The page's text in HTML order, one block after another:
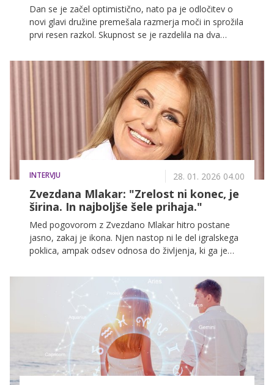
Dan se je začel optimistično, nato pa je odločitev o
novi glavi družine premešala razmerja moči in sprožila
prvi resen razkol. Skupnost se je razdelila na dva
v hlevu.
INTERVJU 28. 01. 2026 04.00
Zvezdana Mlakar: "Zrelost ni konec, je
širina. In najboljše šele prihaja."
Med pogovorom z Zvezdano Mlakar hitro postane
jasno, zakaj je ikona. Njen nastop ni le del igralskega
poklica, ampak odsev odnosa do življenja, ki ga je
reflektorjih, temveč hrepeni po prizemljenosti. O
naravi in zemlji govori s posebno vznesenostjo in
izrazito jasno vidi lepoto okoli sebe – brstenje listov,
čudovitost letnih časov, bosonogi stik s tlemi. Ve, da
prav preprostost in naravnost pri človeku postavita
srce na pravo mesto.